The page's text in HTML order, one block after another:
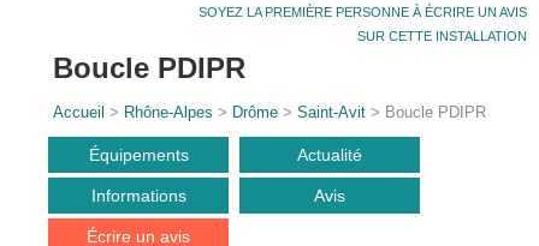
SOYEZ LA PREMIÈRE PERSONNE À ÉCRIRE UN AVIS
SUR CETTE INSTALLATION
Boucle PDIPR
Accueil > Rhône-Alpes > Drôme >Saint-Avit > Boucle PDIPR
Équipements Actualité
Informations Avis
Écrire un avis